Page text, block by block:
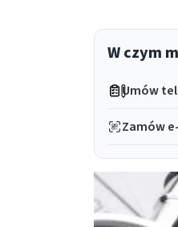
W czym
Umów
Zamów